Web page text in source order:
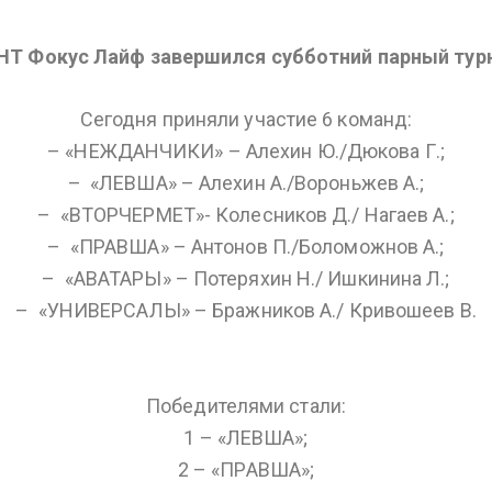
Фокус Лайф завершился субботний парный
Сегодня приняли участие 6 команд:
– «НЕЖДАНЧИКИ» – Алехин Ю./Дюкова Г.;
– ⁠ «ЛЕВША» – Алехин А./Вороньжев А.;
– ⁠ «ВТОРЧЕРМЕТ»- Колесников Д./ Нагаев А.;
– ⁠ «ПРАВША» – Антонов П./Боломожнов А.;
– ⁠ «АВАТАРЫ» – Потеряхин Н./ Ишкинина Л.;
– ⁠ «УНИВЕРСАЛЫ» – Бражников А./ Кривошеев В.
Победителями стали:
1 – «ЛЕВША»;
2 – «ПРАВША»;